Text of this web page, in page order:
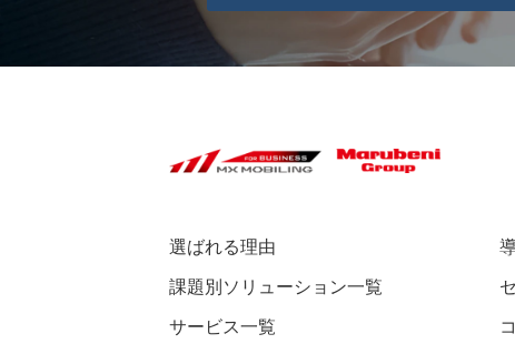
選ばれる理由
課題別ソリューション一覧
サービス一覧